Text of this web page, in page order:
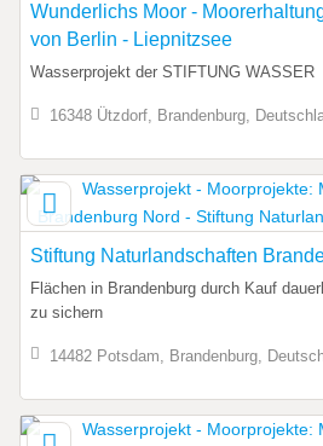
Wunderlichs Moor -
von Berlin - Liepnitzsee
Wasserprojekt der STIFTUNG WASSER
16348 Ützdorf, Brandenburg,
Stiftung Naturlandschaften
Flächen in Brandenburg durch Kauf
zu sichern
14482 Potsdam, Brandenburg,